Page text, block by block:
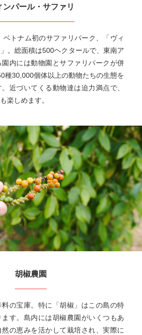
ンパール・サファリ
ベトナム初のサファリパーク、「ヴィ
。総面積は500ヘクタールで、東南ア
内には動物園とサファリパークが併
種30,000個体以上の動物たちの生態を
近づいてくる動物達は迫力満点で、
楽しめます。
胡椒農園
の宝庫。特に「胡椒」はこの島の特
す。島内には胡椒農園がいくつもあ
然の恵みを活かして栽培され、実際に